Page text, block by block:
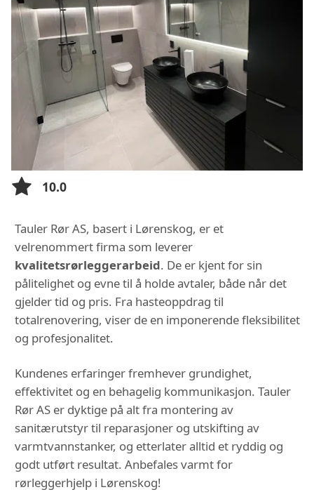
10.0
Tauler Rør AS, basert i Lørenskog, er et
velrenommert firma som leverer
kvalitetsrørleggerarbeid. De er kjent for sin
pålitelighet og evne til å holde avtaler, både når det
gjelder tid og pris. Fra hasteoppdrag til
totalrenovering, viser de en imponerende fleksibilitet
og profesjonalitet.
Kundenes erfaringer fremhever grundighet,
effektivitet og en behagelig kommunikasjon. Tauler
Rør AS er dyktige på alt fra montering av
sanitærutstyr til reparasjoner og utskifting av
varmtvannstanker, og etterlater alltid et ryddig og
godt utført resultat. Anbefales varmt for
rørleggerhjelp i Lørenskog!